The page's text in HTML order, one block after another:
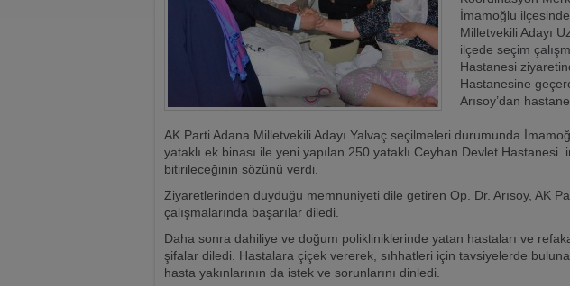
İmamoğlu
Milletvekili Adayı
ilçede seçim
Hastanesi
Hastanesine
Arısoy’dan
AK Parti Adana Milletvekili Adayı Yalvaç seçilmeleri durumunda
yataklı ek binası ile yeni yapılan 250 yataklı Ceyhan Devlet Hastanesi
bitirileceğinin sözünü verdi.
Ziyaretlerinden duyduğu memnuniyeti dile getiren Op. Dr. Arısoy, AK
çalışmalarında başarılar diledi.
Daha sonra dahiliye ve doğum polikliniklerinde yatan hastaları ve
şifalar diledi. Hastalara çiçek vererek, sıhhatleri için tavsiyelerde
hasta yakınlarının da istek ve sorunlarını dinledi.